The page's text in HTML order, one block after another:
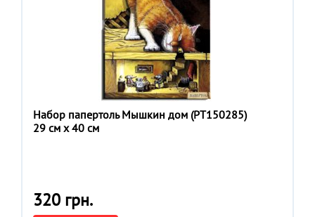
Набор папертоль Мышкин дом (РТ150285)
29 см x 40 см
320 грн.